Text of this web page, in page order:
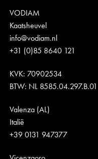
VODIAM
Kaatsheuvel
info@vodiam.nl
+31 (0)85 8640 121
KVK: 70902534
BTW: NL 8585.04.297.B.01
Valenza (AL)
Italië
+39 0131 947377